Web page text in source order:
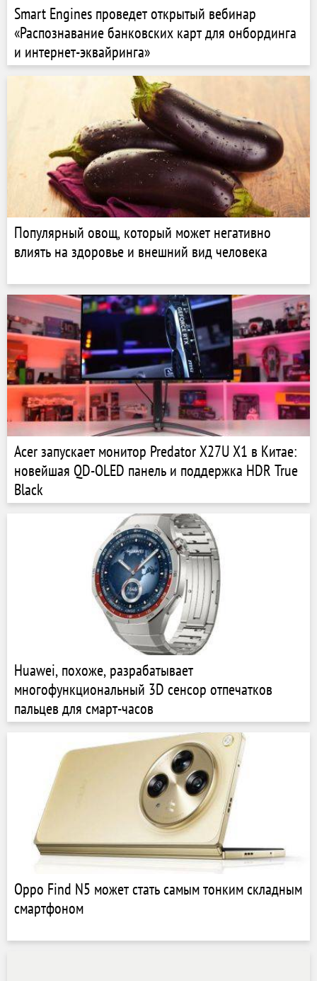
Smart Engines проведет открытый вебинар
«Распознавание банковских карт для онбординга
и интернет-эквайринга»
Популярный овощ, который может негативно
влиять на здоровье и внешний вид человека
Acer запускает монитор Predator X27U X1 в Китае:
новейшая QD-OLED панель и поддержка HDR True
Black
Huawei, похоже, разрабатывает
многофункциональный 3D сенсор отпечатков
пальцев для смарт-часов
Oppo Find N5 может стать самым тонким складным
смартфоном